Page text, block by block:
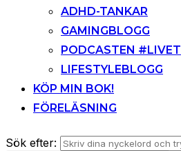
ADHD-TANKAR
GAMINGBLOGG
PODCASTEN #LIVET
LIFESTYLEBLOGG
KÖP MIN BOK!
FÖRELÄSNING
Sök efter: